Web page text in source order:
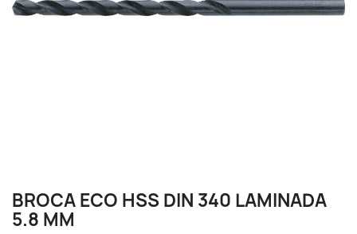
BROCA ECO HSS DIN 340 LAMINADA
5.8 MM